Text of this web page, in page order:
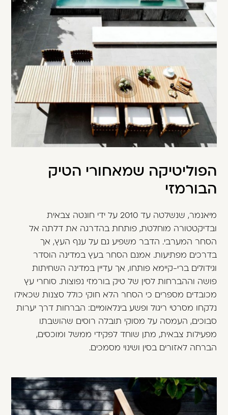
הפוליטיקה שמאחורי הטיק
הבורמזי
מיאנמר, שנשלטה עד 2010 על ידי חונטה צבאית
ובדיקטטורה מוחלטת, פותחת בהדרגה את דלתה אל
הסחר המערבי. הדבר משפיע גם על ענף העץ, אך
בדרכים מפתיעות. אמנם הסחר בעץ במדינה הוסדר
וגידולים ברי-קיימא פותחו, אך עדיין במדינה השחיתות
פושה וההברחות לסין של טיק בורמזי נפוצות. סוחרי עץ
מכובדים מספרים כי הסחר הלא חוקי כולל סצנות שכאילו
נלקחו מסרטי ריגול ופשע בינלאומיים: הברחות דרך יערות
סבוכים, העמסה על מסוקי תובלה רוסים שהושבתו
מפעילות צבאית, מתן שוחד לפקידי ממשל ומוכסים,
הברחה לאזורים בסין ושינוי מסמכים.